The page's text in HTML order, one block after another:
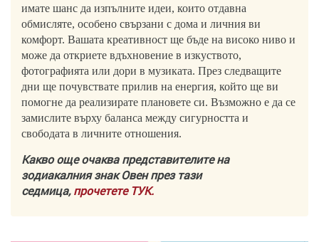
имате шанс да изпълните идеи, които отдавна
обмисляте, особено свързани с дома и личния ви
комфорт. Вашата креативност ще бъде на високо ниво и
може да откриете вдъхновение в изкуството,
фотографията или дори в музиката. През следващите
дни ще почувствате прилив на енергия, който ще ви
помогне да реализирате плановете си. Възможно е да се
замислите върху баланса между сигурността и
свободата в личните отношения.
Какво още очаква представителите на
зодиакалния знак Овен през тази
седмица,прочетете ТУК.